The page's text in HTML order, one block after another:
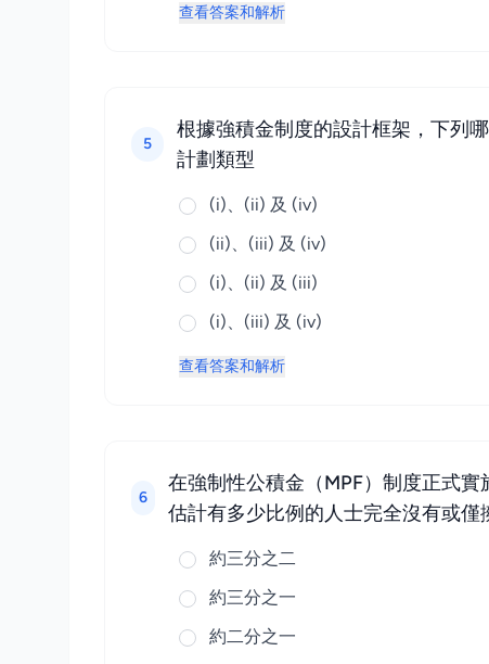
查看答案和解析
5
根據強積金制度的設計框架，下列
計劃類型
(i)、(ii) 及 (iv)
(ii)、(iii) 及 (iv)
(i)、(ii) 及 (iii)
(i)、(iii) 及 (iv)
查看答案和解析
6
在強制性公積金（MPF）制度正式
估計有多少比例的人士完全沒有或僅
約三分之二
約三分之一
約二分之一